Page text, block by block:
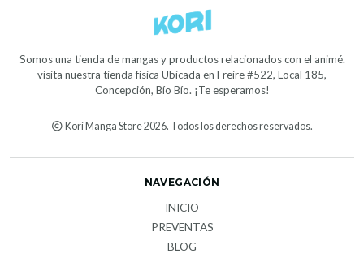
Somos una tienda de mangas y productos relacionados con el animé.
visita nuestra tienda física Ubicada en Freire #522, Local 185,
Concepción, Bío Bío. ¡Te esperamos!
Kori Manga Store 2026. Todos los derechos reservados.
NAVEGACIÓN
INICIO
PREVENTAS
BLOG